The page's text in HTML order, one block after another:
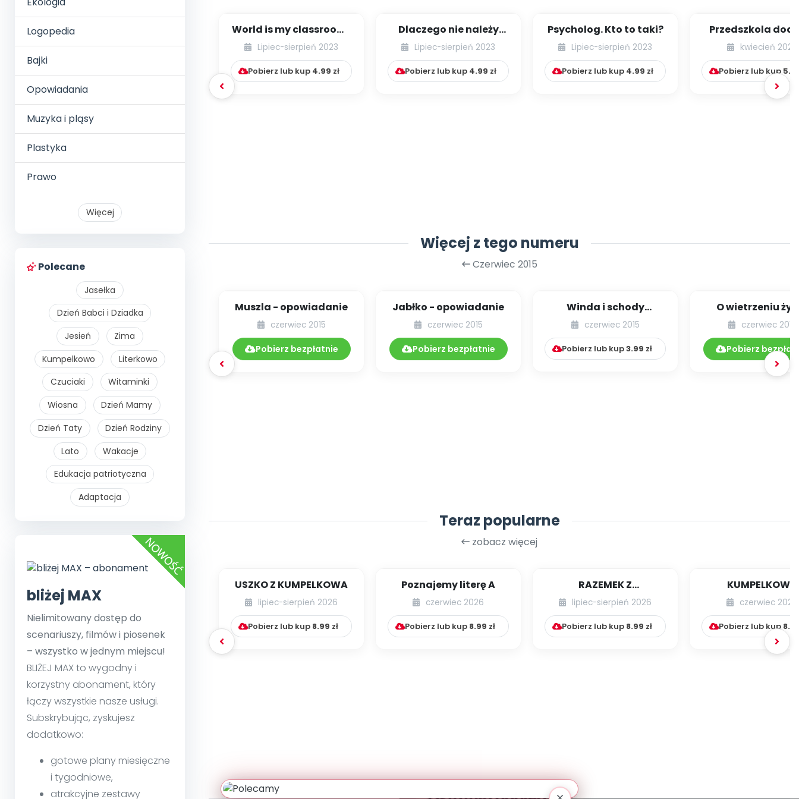
Logopedia
Bajki
Opowiadania
Muzyka i pląsy
Plastyka
Prawo
Więcej
Polecane
Jasełka
Dzień Babci i Dziadka
Jesień
Zima
Kumpelkowo
Literkowo
Czuciaki
Witaminki
Wiosna
Dzień Mamy
Dzień Taty
Dzień Rodziny
Lato
Wakacje
Edukacja patriotyczna
Adaptacja
bliżej MAX
Nielimitowany dostęp do
scenariuszy, filmów i piosenek
– wszystko w jednym miejscu!
BLIŻEJ MAX to wygodny i
korzystny abonament, który
łączy wszystkie nasze usługi.
Subskrybując, zyskujesz
dodatkowo:
gotowe plany miesięczne
i tygodniowe,
atrakcyjne zestawy
World is my classroom!
Idea leśnego
przedszkola w Wielk...
Lipiec-sierpień 2023
Pobierz lub kup 4.99 zł
Dlaczego nie należy
ubierać dzieciom
butów, czyli popra...
Lipiec-sierpień 2023
Pobierz lub kup 4.99 zł
Psycholog. Kto to taki?
Lipiec-sierpień 2023
Pobierz lub kup 4.99 zł
Przedszkola
świata –
kwiecień 2023
Pobierz lub kup
Więcej z tego numeru
Czerwiec 2015
Muszla - opowiadanie
czerwiec 2015
Pobierz bezpłatnie
Jabłko - opowiadanie
czerwiec 2015
Pobierz bezpłatnie
Winda i schody
ruchome
czerwiec 2015
Pobierz lub kup3.99 zł
O wietrzeniu
czerwiec 2015
Pobierz
Teraz popularne
zobacz więcej
USZKO Z KUMPELKOWA
lipiec-sierpień 2026
Pobierz lub kup 8.99 zł
Poznajemy literę A
czerwiec 2026
Pobierz lub kup 8.99 zł
RAZEMEK Z
KUMPELKOWA
lipiec-sierpień 2026
Pobierz lub kup 8.99 zł
KUMPELKOWO
czerwiec 2026
Pobierz lub kup